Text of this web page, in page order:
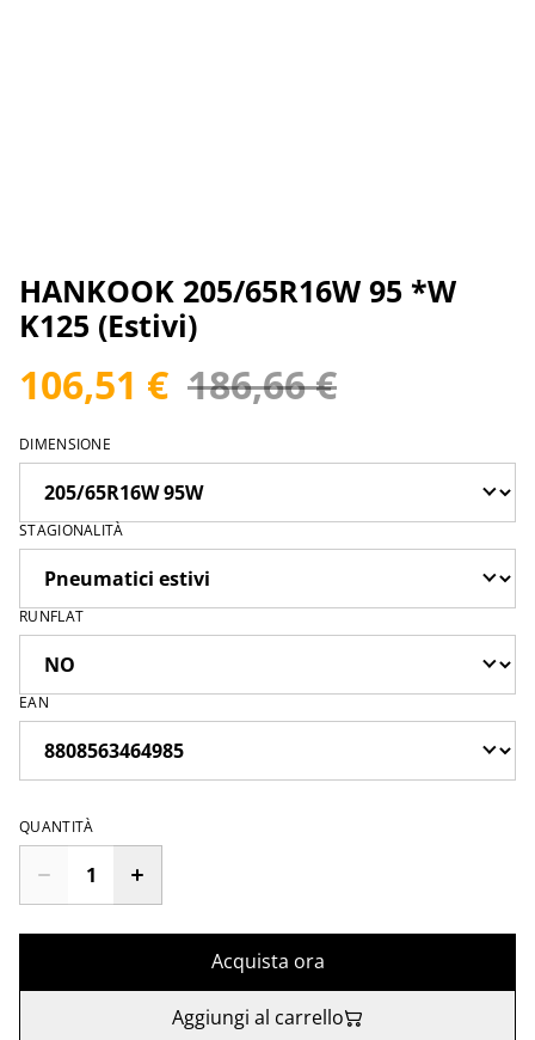
HANKOOK 205/65R16W 95 *W
K125 (Estivi)
106,51 € 186,66 €
DIMENSIONE
STAGIONALITÀ
RUNFLAT
EAN
QUANTITÀ
Acquista ora
Aggiungi al carrello